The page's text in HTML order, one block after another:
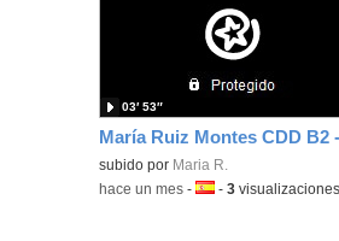
subido por Maria R.
03′ 53″
-hace un mes -Idioma:
-3 visualizaciones